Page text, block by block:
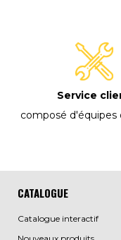
Service
composé d'équipes
CATALOGUE
Catalogue interactif